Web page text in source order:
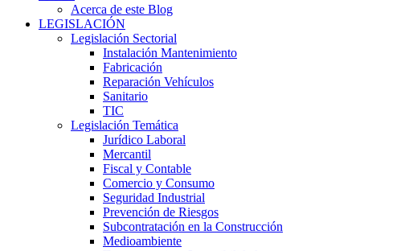
Acerca de este Blog
LEGISLACIÓN
Legislación Sectorial
Instalación Mantenimiento
Fabricación
Reparación Vehículos
Sanitario
TIC
Legislación Temática
Jurídico Laboral
Mercantil
Fiscal y Contable
Comercio y Consumo
Seguridad Industrial
Prevención de Riesgos
Subcontratación en la Construcción
Medioambiente